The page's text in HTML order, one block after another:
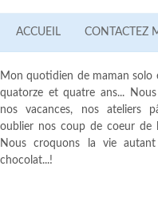
ACCUEIL CONTACTEZ
Mon quotidien de maman solo
quatorze et quatre ans...
nos vacances, nos ateliers
oublier nos coup de coeur de
Nous croquons la vie
chocolat...!